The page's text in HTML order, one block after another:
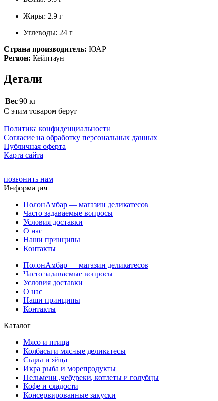
Жиры: 2.9 г
Углеводы: 24 г
Страна производитель: ЮАР
Регион: Кейптаун
Детали
Вес 90 кг
С этим товаром берут
Политика конфиденциальности
Cогласие на обработку персональных данных
Публичная оферта
Карта сайта
позвонить нам
Информация
ПолонАмбар — магазин деликатесов
Часто задаваемые вопросы
Условия доставки
О нас
Наши принципы
Контакты
ПолонАмбар — магазин деликатесов
Часто задаваемые вопросы
Условия доставки
О нас
Наши принципы
Контакты
Каталог
Мясо и птица
Колбасы и мясные деликатесы
Сыры и яйца
Икра рыба и морепродукты
Пельмени ,чебуреки, котлеты и голубцы
Кофе и сладости
Консервированные закуски